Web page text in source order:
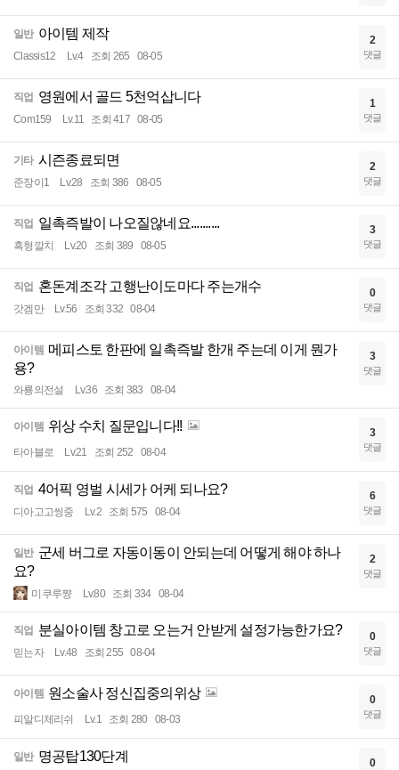
일반 아이템 제작
Classis12 Lv.4 조회 265 08-05
2
댓글
직업 영원에서 골드 5천억삽니다
Com159 Lv.11 조회 417 08-05
1
댓글
기타 시즌종료되면
준장이1 Lv.28 조회 386 08-05
2
댓글
직업 일촉즉발이 나오질않네요..........
흑형깔치 Lv.20 조회 389 08-05
3
댓글
직업 혼돈계조각 고행난이도마다 주는개수
갓겜만 Lv.56 조회 332 08-04
0
댓글
아이템 메피스토 한판에 일촉즉발 한개 주는데 이게 뭔가
용?
와룡의전설 Lv.36 조회 383 08-04
3
댓글
아이템 위상 수치 질문입니다!!
타아블로 Lv.21 조회 252 08-04
3
댓글
직업 4어픽 영벌 시세가 어케 되나요?
디아고고씽중 Lv.2 조회 575 08-04
6
댓글
일반 군세 버그로 자동이동이 안되는데 어떻게 해야 하나
요?
미쿠루쨩 Lv.80 조회 334 08-04
2
댓글
직업 분실아이템 창고로 오는거 안받게 설정가능한가요?
믿는자 Lv.48 조회 255 08-04
0
댓글
아이템 원소술사 정신집중의위상
피알디체리쉬 Lv.1 조회 280 08-03
0
댓글
일반 명공탑130단계 0